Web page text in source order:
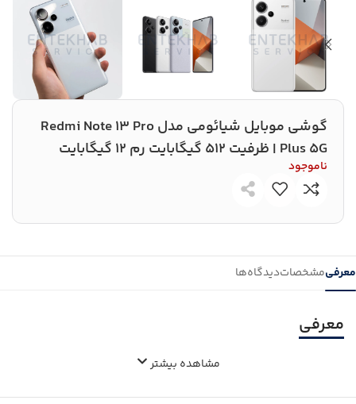
گوشی موبایل شیائومی مدل Redmi Note 13 Pro
Plus 5G | ظرفیت 512 گیگابایت رم 12 گیگابایت
ناموجود
معرفیمشخصاتدیدگاه‌ها
معرفی
مشاهده بیشتر